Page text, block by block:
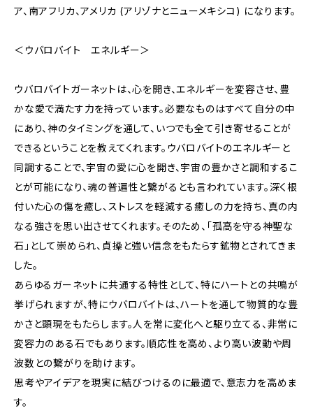
ア、南アフリカ、アメリカ (アリゾナとニューメキシコ) になります。
＜ウバロバイト エネルギー＞
ウバロバイトガーネットは、心を開き、エネルギーを変容させ、豊
かな愛で満たす力を持っています。必要なものはすべて自分の中
にあり、神のタイミングを通して、いつでも全て引き寄せることが
できるということを教えてくれます。ウバロバイトのエネルギーと
同調することで、宇宙の愛に心を開き、宇宙の豊かさと調和するこ
とが可能になり、魂の普遍性と繋がるとも言われています。深く根
付いた心の傷を癒し、ストレスを軽減する癒しの力を持ち、真の内
なる強さを思い出させてくれます。そのため、「孤高を守る神聖な
石」として崇められ、貞操と強い信念をもたらす鉱物とされてきま
した。
あらゆるガーネットに共通する特性として、特にハートとの共鳴が
挙げられますが、特にウバロバイトは、ハートを通して物質的な豊
かさと顕現をもたらします。人を常に変化へと駆り立てる、非常に
変容力のある石でもあります。順応性を高め、より高い波動や周
波数との繋がりを助けます。
思考やアイデアを現実に結びつけるのに最適で、意志力を高めま
す。